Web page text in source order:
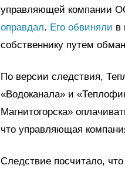
управляющей компании
оправдал. Его обвиняли в
собственнику путем
По версии следствия,
«Водоканала» и
Магнитогорска»
что управляющая
Следствие посчитало,